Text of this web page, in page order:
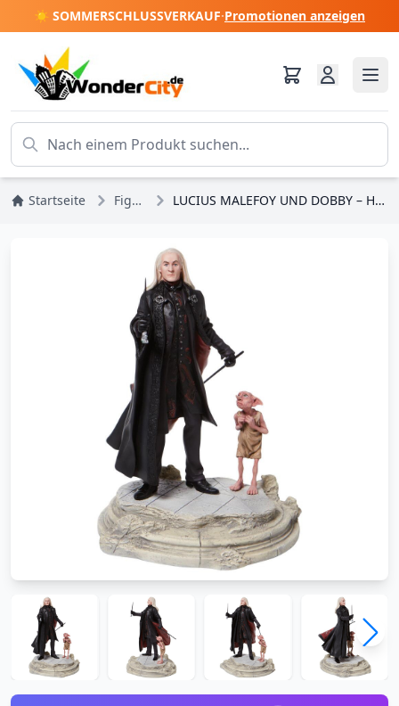
☀️ SOMMERSCHLUSSVERKAUF·Promotionen anzeigen
Startseite Figuren LUCIUS MALEFOY UND DOBBY – HARRY POTTER